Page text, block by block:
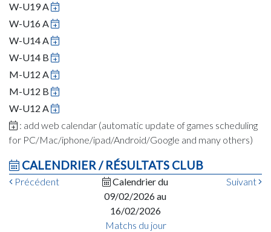
W-U19 A
W-U16 A
W-U14 A
W-U14 B
M-U12 A
M-U12 B
W-U12 A
: add web calendar (automatic update of games scheduling
for PC/Mac/iphone/ipad/Android/Google and many others)
CALENDRIER / RÉSULTATS CLUB
Précédent
Calendrier du
09/02/2026 au
16/02/2026
Suivant
Matchs du jour